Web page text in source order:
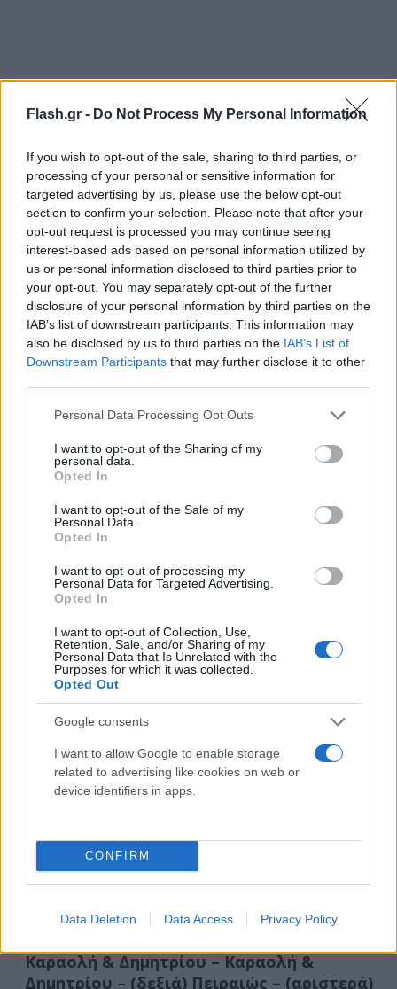
Flash.gr - Do Not Process My Personal Information
If you wish to opt-out of the sale, sharing to third parties, or
processing of your personal or sensitive information for
targeted advertising by us, please use the below opt-out
section to confirm your selection. Please note that after your
opt-out request is processed you may continue seeing
interest-based ads based on personal information utilized by
us or personal information disclosed to third parties prior to
your opt-out. You may separately opt-out of the further
disclosure of your personal information by third parties on the
IAB’s list of downstream participants. This information may
also be disclosed by us to third parties on the IAB’s List of
Downstream Participants that may further disclose it to other
Please note that this website/app uses one or more Google
not limited to your visit or usage behaviour. You may click to
grant or deny consent to Google and its third-party tags to
use your data for below specified purposes in below Google
consent section.
Personal Data Processing Opt Outs
I want to opt-out of the Sharing of my
personal data.
Opted In
I want to opt-out of the Sale of my
Personal Data.
Opted In
I want to opt-out of processing my
Personal Data for Targeted Advertising.
Opted In
I want to opt-out of Collection, Use,
Retention, Sale, and/or Sharing of my
Personal Data that Is Unrelated with the
Purposes for which it was collected.
Opted Out
Google consents
I want to allow Google to enable storage
related to advertising like cookies on web or
device identifiers in apps.
CONFIRM
Data Deletion Data Access Privacy Policy
Λιμάνι Πειραιά – πλατεία Ιπποδάμειας –
Αθηνών – (ευθεία) Πειραιώς – (αριστερά)
παράδρομος Λ. Κηφισού προς Λαμία –
(ευθεία) Λ. Κηφισού ρεύμα προς Λαμία.
Λιμάνι Πειραιά – πλατεία Ιπποδάμειας – Ομ.
Σκυλίτση – (αριστερά) κλάδος εξόδου προς
Καραολή & Δημητρίου – Καραολή &
Δημητρίου – (δεξιά) Πειραιώς – (αριστερά)
(ευθεία) Λ. Κηφισού ρεύμα προς Λαμία.
Πλατεία Ιπποδάμειας – Ομ. Σκυλίτση –
(ευθεία) Λ. Ποσειδώνος Νέα Παραλιακή –
(δεξιά) κλάδος εξόδου προς Καλλιθέα /
Κέντρο Πολιτισμού Ίδρυμα Στ. Νιάρχος – Λ.
Ποσειδώνος Παλαιά Παραλιακή προς
Γλυφάδα – αναστροφή στον κυκλικό κόμβο
Ορφέως – Λ. Ποσειδώνος Νέα Παραλιακή
Ποσειδώνος Ν.Π. προς Λ. Κηφισού.
Από ΣΕΦ προς Λ. Κηφισού:
εξόδου προς Εθν. Μακαρίου (υπόγεια προς
Καραολή & Δημητρίου – Καραολή &
Δημητρίου – (δεξιά) Πειραιώς – (αριστερά)